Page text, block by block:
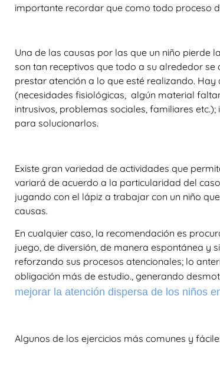
importante recordar que como todo proceso
Una de las causas por las que un niño pierde
son tan receptivos que todo a su alrededor
prestar atención a lo que esté realizando.
(necesidades fisiológicas, algún material
intrusivos, problemas sociales, familiares
para solucionarlos.
Existe gran variedad de actividades que
variará de acuerdo a la particularidad del
jugando con el lápiz a trabajar con un niño
causas.
En cualquier caso, la recomendación es
juego, de diversión, de manera espontánea y
reforzando sus procesos atencionales; lo
obligación más de estudio., generando
mejorar la atención dispersa de los niños
Algunos de los ejercicios más comunes y